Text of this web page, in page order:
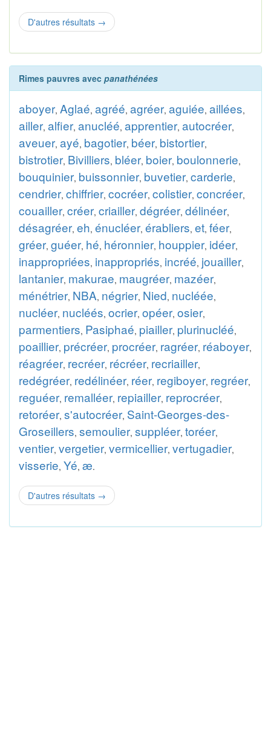
D'autres résultats →
Rimes pauvres avec panathénées
aboyer, Aglaé, agréé, agréer, aguiée, aillées,
ailler, alfier, anucléé, apprentier, autocréer,
aveuer, ayé, bagotier, béer, bistortier,
bistrotier, Bivilliers, bléer, boier, boulonnerie,
bouquinier, buissonnier, buvetier, carderie,
cendrier, chiffrier, cocréer, colistier, concréer,
couailler, créer, criailler, dégréer, délinéer,
désagréer, eh, énucléer, érabliers, et, féer,
gréer, guéer, hé, héronnier, houppier, idéer,
inappropriées, inappropriés, incréé, jouailler,
lantanier, makurae, maugréer, mazéer,
ménétrier, NBA, négrier, Nied, nucléée,
nucléer, nucléés, ocrier, opéer, osier,
parmentiers, Pasiphaé, piailler, plurinucléé,
poaillier, précréer, procréer, ragréer, réaboyer,
réagréer, recréer, récréer, recriailler,
redégréer, redélinéer, réer, regiboyer, regréer,
reguéer, remalléer, repiailler, reprocréer,
retoréer, s'autocréer, Saint-Georges-des-
Groseillers, semoulier, suppléer, toréer,
ventier, vergetier, vermicellier, vertugadier,
visserie, Yé, æ.
D'autres résultats →